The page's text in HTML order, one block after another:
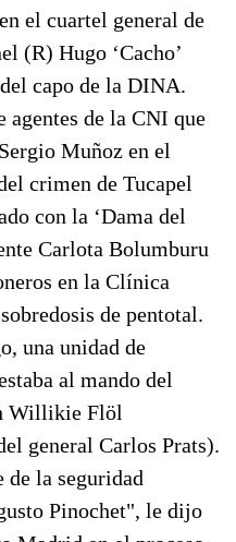
el cuartel general de
(R) Hugo ‘Cacho’
capo de la DINA.
de la CNI que
Muñoz en el
crimen de Tucapel
con la ‘Dama del
Carlota Bolumburu
en la Clínica
de pentotal.
una unidad de
al mando del
Willikie Flöl
general Carlos Prats).
de la seguridad
Pinochet", le dijo